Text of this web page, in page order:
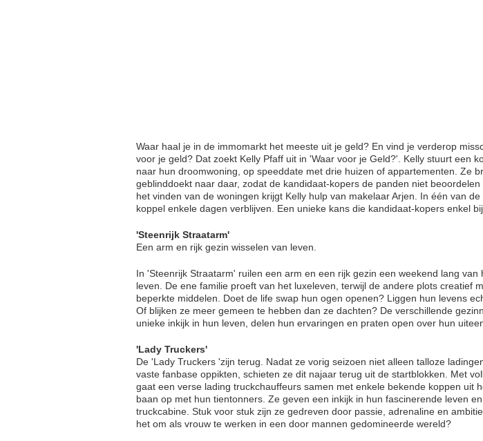
Waar haal je in de immomarkt het meeste uit je geld? En vind je verderop
voor je geld? Dat zoekt Kelly Pfaff uit in 'Waar voor je Geld?'. Kelly stuurt een
naar hun droomwoning, op speeddate met drie huizen of appartementen. Ze
geblinddoekt naar daar, zodat de kandidaat-kopers de panden niet
het vinden van de woningen krijgt Kelly hulp van makelaar Arjen. In één van
koppel enkele dagen verblijven. Een unieke kans die kandidaat-kopers enkel
'Steenrijk Straatarm'
Een arm en rijk gezin wisselen van leven.
In 'Steenrijk Straatarm' ruilen een arm en een rijk gezin een weekend lang van
leven. De ene familie proeft van het luxeleven, terwijl de andere plots creatief
beperkte middelen. Doet de life swap hun ogen openen? Liggen hun levens
Of blijken ze meer gemeen te hebben dan ze dachten? De verschillende
unieke inkijk in hun leven, delen hun ervaringen en praten open over hun
'Lady Truckers'
De 'Lady Truckers 'zijn terug. Nadat ze vorig seizoen niet alleen talloze
vaste fanbase oppikten, schieten ze dit najaar terug uit de startblokken. Met
gaat een verse lading truckchauffeurs samen met enkele bekende koppen uit
baan op met hun tientonners. Ze geven een inkijk in hun fascinerende leven
truckcabine. Stuk voor stuk zijn ze gedreven door passie, adrenaline en
het om als vrouw te werken in een door mannen gedomineerde wereld?